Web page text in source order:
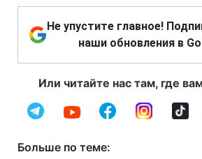
Не упустите главное!
наши обновления в
Или читайте нас там, где
Больше по теме: